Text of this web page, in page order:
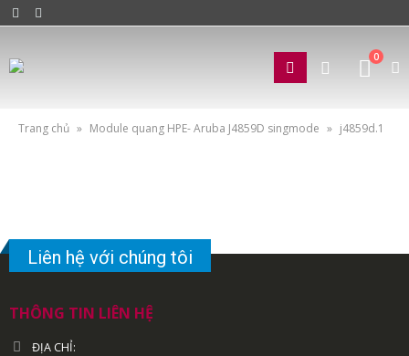
0
Trang chủ » Module quang HPE- Aruba J4859D singmode » j4859d.1
Liên hệ với chúng tôi
THÔNG TIN LIÊN HỆ
ĐỊA CHỈ: